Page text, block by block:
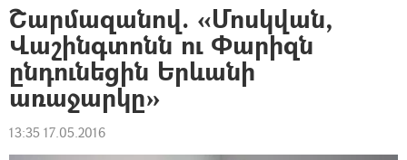
Շարմազանով. «Մոսկվան,
Վաշինգտոնն ու Փարիզն
ընդունեցին Երևանի
առաջարկը»
13:35 17.05.2016